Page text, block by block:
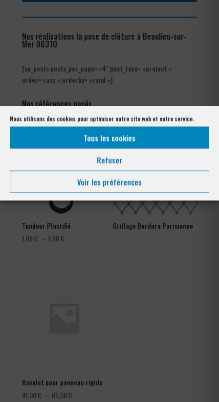
Nous utilisons des cookies pour optimiser notre site web et notre service.
Tous les cookies
Refuser
Voir les préférences
Nos réalisations la pose de clôture à Beaulieu-sur-
Mer 06310
[su_posts posts_per_page= »4″ post_type= »project »
order= »asc » orderby= »rand »]
Nos références posés
Tendeur Plastifié
1,08€ – 1,80€Plage
Grillage Bordure Parisienne
Bavolet pour panneau rigide
41,00€ – 65,00€Plage